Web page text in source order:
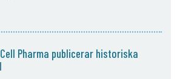
Pharma publicerar historiska